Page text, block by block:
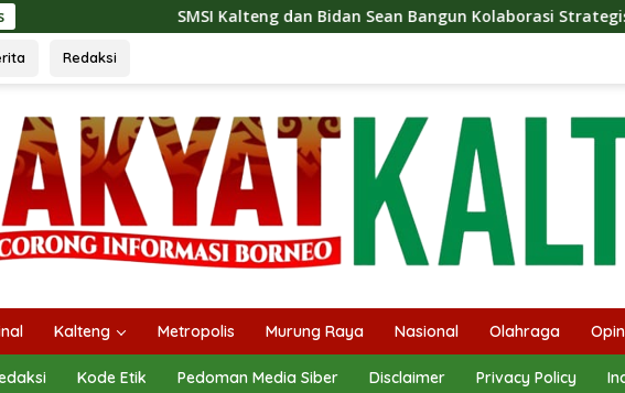
Kalteng dan Bidan Sean Bangun Kolaborasi Strategis, Tingkatkan Edukasi
Redaksi
Kalteng Metropolis Murung Raya Nasional Olahraga
Kode Etik Pedoman Media Siber Disclaimer Privacy Policy